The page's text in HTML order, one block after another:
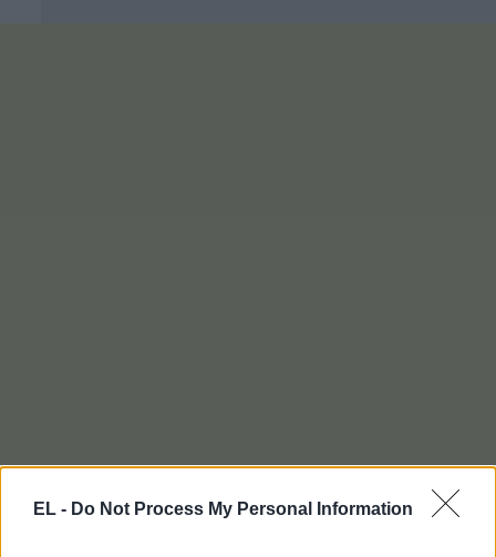
EL - Do Not Process My Personal Information